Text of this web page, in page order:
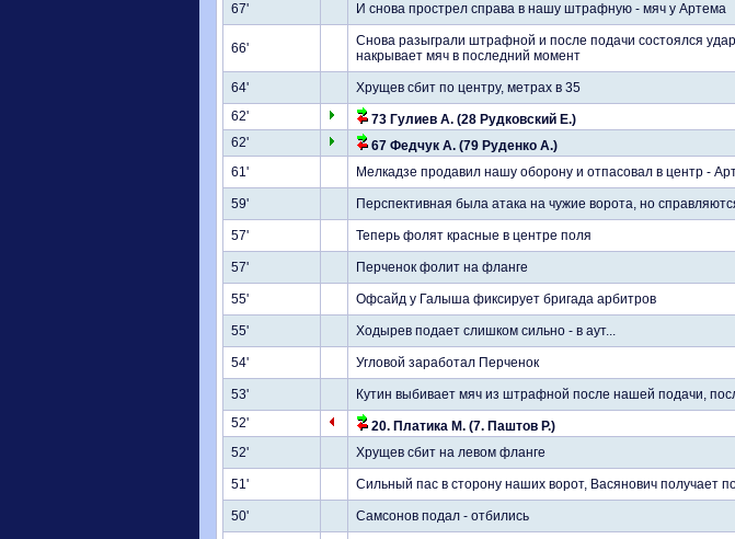
67'
И снова прострел справа в нашу штрафную - мяч у Артема
66'
Снова разыграли штрафной и после подачи состоялся
накрывает мяч в последний момент
64'
Хрущев сбит по центру, метрах в 35
62'
73 Гулиев А. (28 Рудковский Е.)
62'
67 Федчук А. (79 Руденко А.)
61'
Мелкадзе продавил нашу оборону и отпасовал в центр -
59' Перспективная была атака на чужие ворота, но
57' Теперь фолят красные в центре поля
57' Перченок фолит на фланге
55' Офсайд у Галыша фиксирует бригада арбитров
55' Ходырев подает слишком сильно - в аут...
54' Угловой заработал Перченок
53'
Кутин выбивает мяч из штрафной после нашей подачи,
52'
20. Платика М. (7. Паштов Р.)
52'
Хрущев сбит на левом фланге
51' Сильный пас в сторону наших ворот, Васянович получает
50' Самсонов подал - отбились